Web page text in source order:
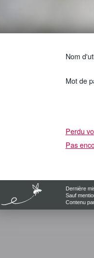
Nom
Mot de
Perdu
Pas
Dernière
Sauf
Contenu